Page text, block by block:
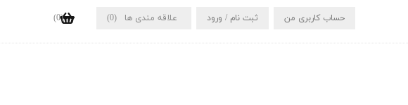
حساب کاربری من ثبت نام / ورود علاقه مندی ها (0)
(0)